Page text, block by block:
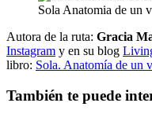
Sola Anatomia de un
Autora de la ruta: Gracia
Instagram y en su blog
libro: Sola. Anatomía de un
También te puede